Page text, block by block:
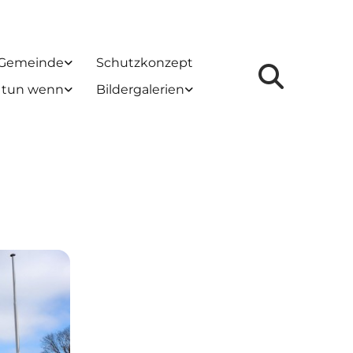
Schutzkonzept
tun wenn
Bildergalerien